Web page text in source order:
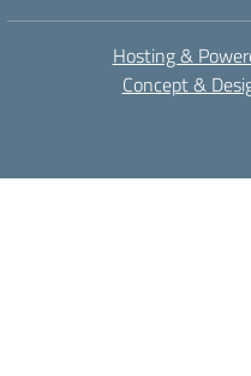
Hosting &
Concept &